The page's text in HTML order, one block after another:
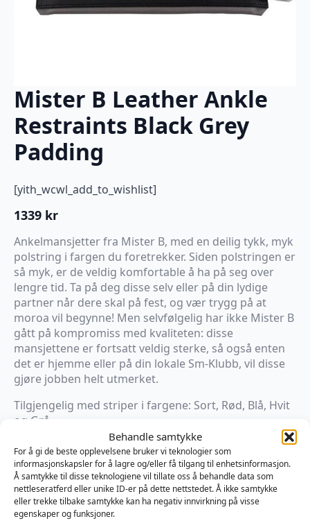
Behandle samtykke
For å gi de beste opplevelsene bruker vi teknologier som
informasjonskapsler for å lagre og/eller få tilgang til enhetsinformasjon.
Å samtykke til disse teknologiene vil tillate oss å behandle data som
nettleseratferd eller unike ID-er på dette nettstedet. Å ikke samtykke
eller trekke tilbake samtykke kan ha negativ innvirkning på visse
egenskaper og funksjoner.
Mister B Leather Ankle
Restraints Black Grey
Padding
[yith_wcwl_add_to_wishlist]
1339 kr
Ankelmansjetter fra Mister B, med en deilig tykk, myk
polstring i fargen du foretrekker. Siden polstringen er
så myk, er de veldig komfortable å ha på seg over
lengre tid. Ta på deg disse selv eller på din lydige
partner når dere skal på fest, og vær trygg på at
moroa vil begynne! Men selvfølgelig har ikke Mister B
gått på kompromiss med kvaliteten: disse
mansjettene er fortsatt veldig sterke, så også enten
det er hjemme eller på din lokale Sm-Klubb, vil disse
gjøre jobben helt utmerket.
Tilgjengelig med striper i fargene: Sort, Rød, Blå, Hvit
og Grå
Mål:
Bredde: 8 cm / Omkrets Håndledd: ca. 16 – 25 cm
På vei til lager